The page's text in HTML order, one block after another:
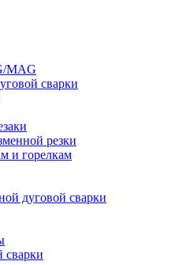
MAG
сварки
резки
и горелкам
дуговой сварки
сварки